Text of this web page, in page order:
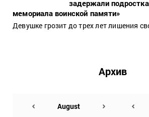
задержали
мемориала воинской памяти»
Девушке грозит до трех лет лишения
Архив